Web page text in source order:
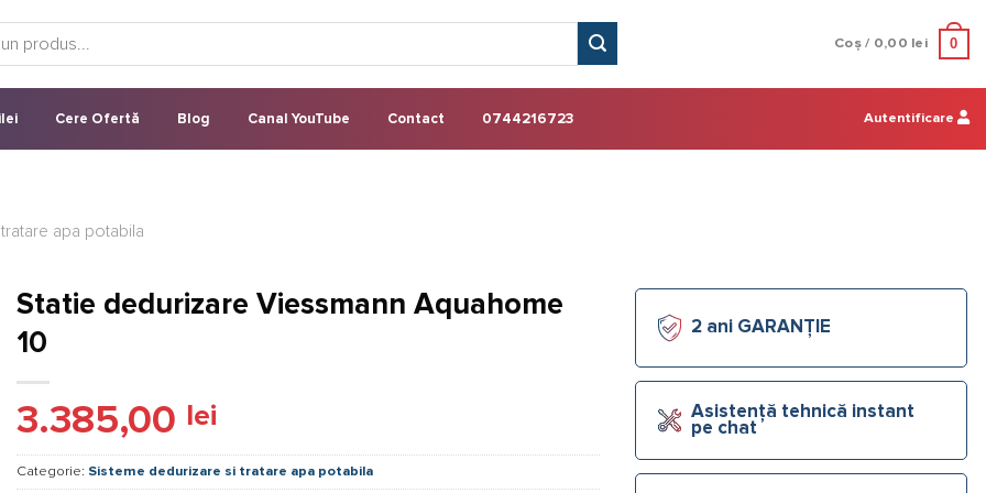
Coș / 0,00 lei 0
Cere Ofertă Blog Canal YouTube Contact 0744216723 Autentificare
apa potabila
Statie dedurizare Viessmann Aquahome
10
3.385,00 lei
Categorie: Sisteme dedurizare si tratare apa potabila
2 ani GARANȚIE
Asistență tehnică instant
pe chat